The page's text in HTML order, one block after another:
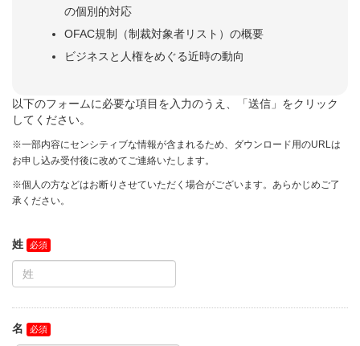
の個別的対応
OFAC規制（制裁対象者リスト）の概要
ビジネスと人権をめぐる近時の動向
以下のフォームに必要な項目を入力のうえ、「送信」をクリック
してください。
※一部内容にセンシティブな情報が含まれるため、ダウンロード用のURLは
お申し込み受付後に改めてご連絡いたします。
※個人の方などはお断りさせていただく場合がございます。あらかじめご了
承ください。
姓
名